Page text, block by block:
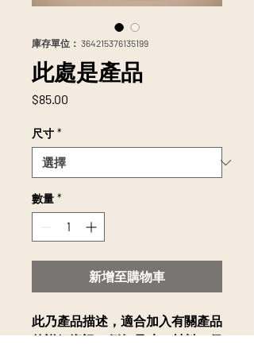
庫存單位： 364215376135199
此處是產品
$85.00
尺寸 *
數量 *
新增至購物車
此乃產品描述，適合加入有關產品
的詳細資訊，例如尺寸、材料、保